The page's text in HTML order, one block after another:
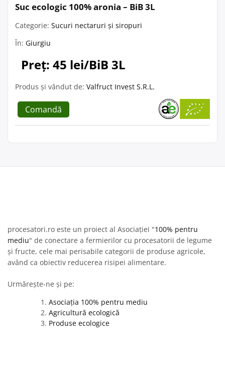
Suc ecologic 100% aronia – BiB 3L
Categorie: Sucuri nectaruri și siropuri
În: Giurgiu
Preț: 45 lei/BiB 3L
Produs și vândut de: Valfruct Invest S.R.L.
Comandă
procesatori.ro este un proiect al Asociației "100% pentru
mediu" de conectare a fermierilor cu procesatorii de legume
și fructe, cele mai perisabile categorii de produse agricole,
având ca obiectiv reducerea risipei alimentare.
Urmărește-ne și pe:
Asociația 100% pentru mediu
Agricultură ecologică
Produse ecologice